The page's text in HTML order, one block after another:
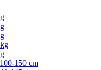
150 cm